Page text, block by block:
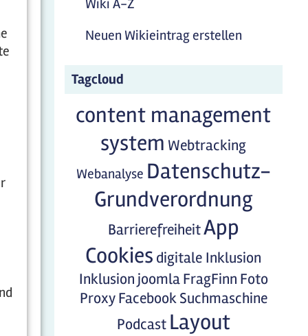
Wiki A-Z
Neuen Wikieintrag erstellen
Tagcloud
content management
system Webtracking
Webanalyse Datenschutz-
Grundverordnung
BarrierefreiheitApp
Cookies digitale Inklusion
Inklusion joomla FragFinn Foto
Proxy Facebook Suchmaschine
Podcast Layout